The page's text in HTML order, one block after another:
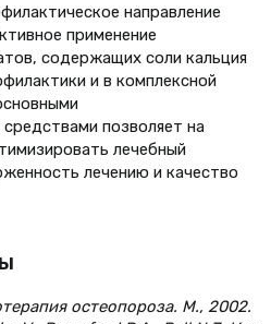
направление
применение
содержащих соли кальция
и в комплексной
позволяет на
лечебный
лечению и качество
остеопороза. М., 2002.